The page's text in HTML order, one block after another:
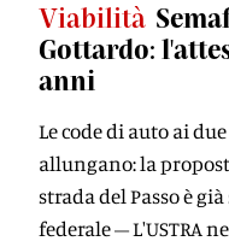
Viabilità
Gottardo:
anni
Le code di auto ai
allungano: la
strada del Passo è
federale – L'USTRA